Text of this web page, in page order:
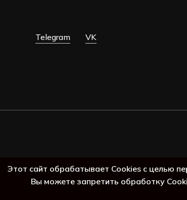
Telegram VK
Этот сайт обрабатывает Cookies с целью
Вы можете запретить обработку